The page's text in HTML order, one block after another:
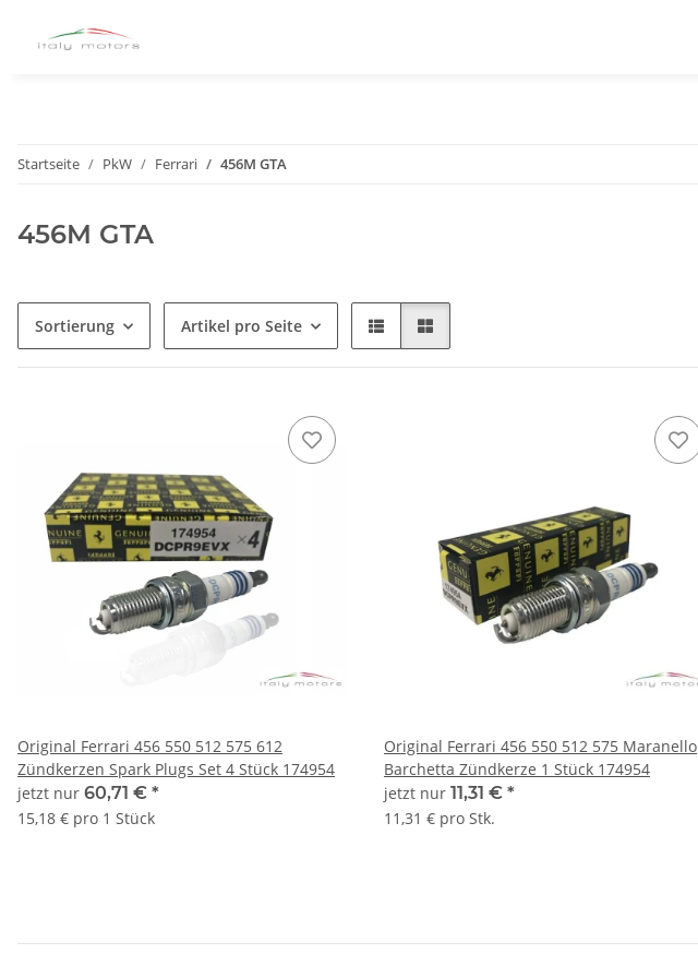
Startseite PkW Ferrari 456M GTA
456M GTA
Sortierung Artikel pro Seite
Original Ferrari 456 550 512 575 612
Zündkerzen Spark Plugs Set 4 Stück 174954
jetzt nur 60,71 € *
15,18 € pro 1 Stück
Original Ferrari 456 550 512 575 Maranello
Barchetta Zündkerze 1 Stück 174954
jetzt nur 11,31 € *
11,31 € pro Stk.